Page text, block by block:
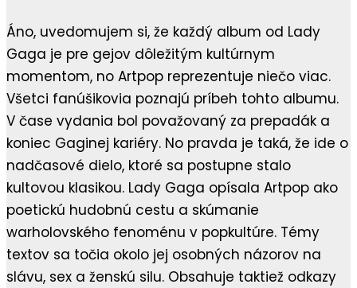
Áno, uvedomujem si, že každý album od Lady
Gaga je pre gejov dôležitým kultúrnym
momentom, no Artpop reprezentuje niečo viac.
Všetci fanúšikovia poznajú príbeh tohto albumu.
V čase vydania bol považovaný za prepadák a
koniec Gaginej kariéry. No pravda je taká, že ide o
nadčasové dielo, ktoré sa postupne stalo
kultovou klasikou. Lady Gaga opísala Artpop ako
poetickú hudobnú cestu a skúmanie
warholovského fenoménu v popkultúre. Témy
textov sa točia okolo jej osobných názorov na
slávu, sex a ženskú silu. Obsahuje taktiež odkazy